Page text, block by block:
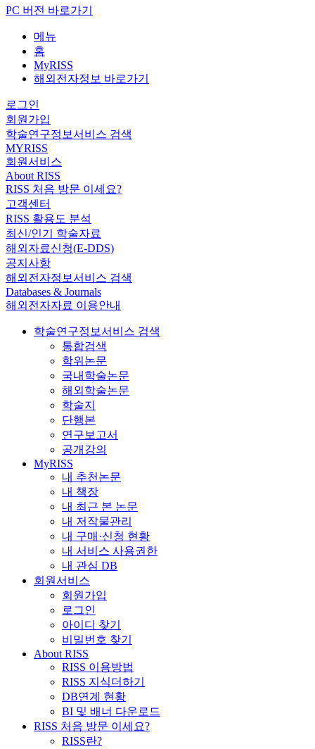
PC 버전 바로가기
메뉴
홈
MyRISS
해외전자정보 바로가기
로그인
회원가입
학술연구정보서비스 검색
MYRISS
회원서비스
About RISS
RISS 처음 방문 이세요?
고객센터
RISS 활용도 분석
최신/인기 학술자료
해외자료신청(E-DDS)
공지사항
해외전자정보서비스 검색
Databases & Journals
해외전자자료 이용안내
학술연구정보서비스 검색
통합검색
학위논문
국내학술논문
해외학술논문
학술지
단행본
연구보고서
공개강의
MyRISS
내 추천논문
내 책장
내 최근 본 논문
내 저작물관리
내 구매·신청 현황
내 서비스 사용권한
내 관심 DB
회원서비스
회원가입
로그인
아이디 찾기
비밀번호 찾기
About RISS
RISS 이용방법
RISS 지식더하기
DB연계 현황
BI 및 배너 다운로드
RISS 처음 방문 이세요?
RISS란?